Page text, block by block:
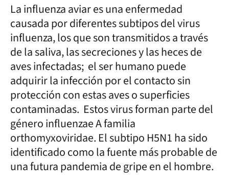
La influenza aviar es una enfermedad
causada por diferentes subtipos del virus
influenza, los que son transmitidos a través
de la saliva, las secreciones y las heces de
aves infectadas; el ser humano puede
adquirir la infección por el contacto sin
protección con estas aves o superficies
contaminadas. Estos virus forman parte del
género influenzae A familia
orthomyxoviridae. El subtipo H5N1 ha sido
identificado como la fuente más probable de
una futura pandemia de gripe en el hombre.